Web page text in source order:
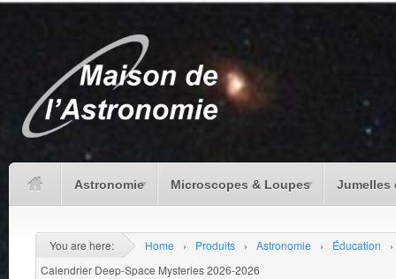
Astronomie Microscopes & Loupes Jumelles
You are here: Home › Produits › Astronomie › Éducation
›
Calendrier Deep-Space Mysteries 2026-2026